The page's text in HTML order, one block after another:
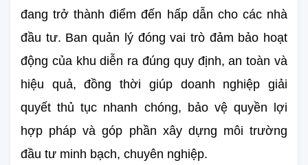
đang trở thành điểm đến hấp dẫn cho các nhà
đầu tư. Ban quản lý đóng vai trò đảm bảo hoạt
động của khu diễn ra đúng quy định, an toàn và
hiệu quả, đồng thời giúp doanh nghiệp giải
quyết thủ tục nhanh chóng, bảo vệ quyền lợi
hợp pháp và góp phần xây dựng môi trường
đầu tư minh bạch, chuyên nghiệp.